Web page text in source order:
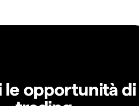
le opportunità di